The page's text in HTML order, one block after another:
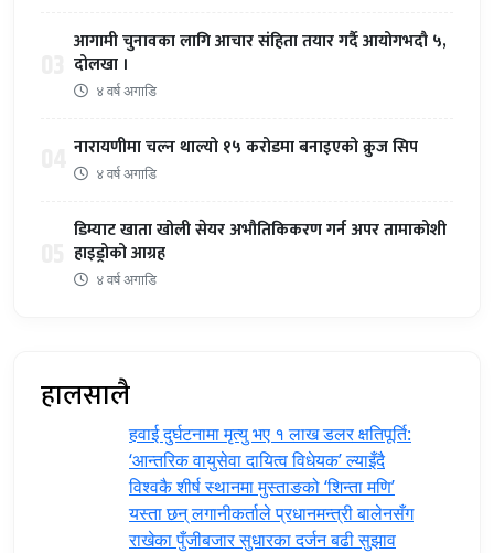
आगामी चुनावका लागि आचार संहिता तयार गर्दै आयोगभदौ ५,
दोलखा ।
४ वर्ष अगाडि
नारायणीमा चल्न थाल्यो १५ करोडमा बनाइएको क्रुज सिप
४ वर्ष अगाडि
डिम्याट खाता खोली सेयर अभौतिकिकरण गर्न अपर तामाकोशी
हाइड्रोको आग्रह
४ वर्ष अगाडि
हालसालै
हवाई दुर्घटनामा मृत्यु भए १ लाख डलर क्षतिपूर्ति:
‘आन्तरिक वायुसेवा दायित्व विधेयक’ ल्याइँदै
विश्वकै शीर्ष स्थानमा मुस्ताङको ‘शिन्ता मणि’
यस्ता छन् लगानीकर्ताले प्रधानमन्त्री ‍बालेनसँग
राखेका पुँजीबजार सुधारका दर्जन बढी सुझाव